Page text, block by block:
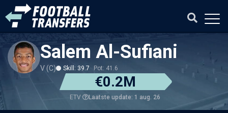
Salem Al-Sufiani
V (C) Skill: 39.7 Pot: 41.6
€0.2M
ETV Laatste update: 1 aug. 26